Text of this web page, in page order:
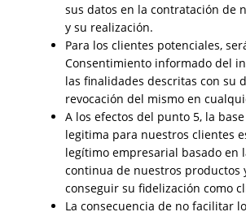
sus datos en la contratación de
y su realización.
Para los clientes potenciales,
Consentimiento informado del
las finalidades descritas con su
revocación del mismo en
A los efectos del punto 5, la
legitima para nuestros clientes
legítimo empresarial basado en
continua de nuestros productos
conseguir su fidelización como
La consecuencia de no facilitar